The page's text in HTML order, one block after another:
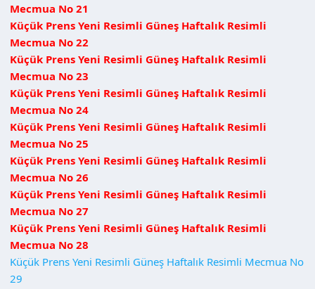
Mecmua No 21
Küçük Prens Yeni Resimli Güneş Haftalık Resimli
Mecmua No 22
Küçük Prens Yeni Resimli Güneş Haftalık Resimli
Mecmua No 23
Küçük Prens Yeni Resimli Güneş Haftalık Resimli
Mecmua No 24
Küçük Prens Yeni Resimli Güneş Haftalık Resimli
Mecmua No 25
Küçük Prens Yeni Resimli Güneş Haftalık Resimli
Mecmua No 26
Küçük Prens Yeni Resimli Güneş Haftalık Resimli
Mecmua No 27
Küçük Prens Yeni Resimli Güneş Haftalık Resimli
Mecmua No 28
Küçük Prens Yeni Resimli Güneş Haftalık Resimli Mecmua No
29